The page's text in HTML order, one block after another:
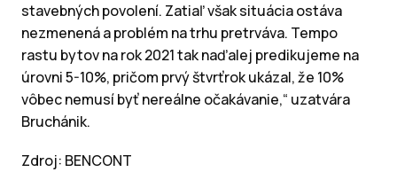
stavebných povolení. Zatiaľ však situácia ostáva
nezmenená a problém na trhu pretrváva. Tempo
rastu bytov na rok 2021 tak naďalej predikujeme na
úrovni 5-10%, pričom prvý štvrťrok ukázal, že 10%
vôbec nemusí byť nereálne očakávanie,“ uzatvára
Bruchánik.
Zdroj: BENCONT